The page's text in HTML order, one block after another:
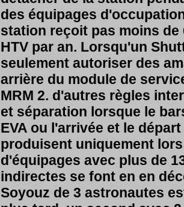
des équipages
station reçoit pas moins de
HTV par an. Lorsqu'un
seulement autoriser des
arrière du module de
MRM 2. d'autres règles
et séparation lorsque le
EVA ou l'arrivée et le
produisent uniquement
d'équipages avec plus de
indirectes se font en en
Soyouz de 3 astronautes